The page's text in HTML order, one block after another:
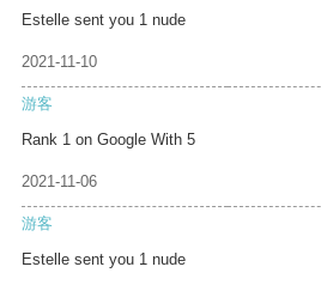
Estelle sent you 1 nude
2021-11-10
游客
Rank 1 on Google With 5
2021-11-06
游客
Estelle sent you 1 nude